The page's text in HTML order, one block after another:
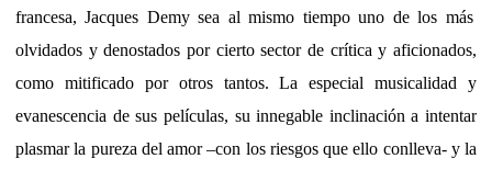
francesa, Jacques Demy sea al mismo tiempo uno de los más
olvidados y denostados por cierto sector de crítica y aficionados,
como mitificado por otros tantos. La especial musicalidad y
evanescencia de sus películas, su innegable inclinación a intentar
plasmar la pureza del amor –con los riesgos que ello conlleva- y la